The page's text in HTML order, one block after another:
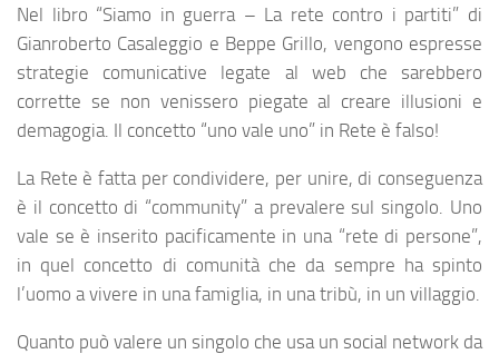
Nel libro “Siamo in guerra – La rete contro i partiti” di
Gianroberto Casaleggio e Beppe Grillo, vengono espresse
strategie comunicative legate al web che sarebbero
corrette se non venissero piegate al creare illusioni e
demagogia. Il concetto “uno vale uno” in Rete è falso!
La Rete è fatta per condividere, per unire, di conseguenza
è il concetto di “community” a prevalere sul singolo. Uno
vale se è inserito pacificamente in una “rete di persone”,
in quel concetto di comunità che da sempre ha spinto
l’uomo a vivere in una famiglia, in una tribù, in un villaggio.
Quanto può valere un singolo che usa un social network da